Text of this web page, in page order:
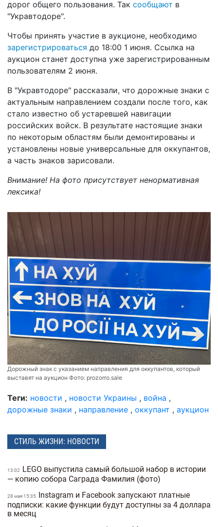
дорог общего пользования. Так сообщают в
"Укравтодоре".
Чтобы принять участие в аукционе, необходимо
зарегистрироваться до 18:00 1 июня. Ссылка на
аукцион станет доступна уже зарегистрированным
пользователям 2 июня.
В "Укравтодоре" рассказали, что дорожные знаки с
актуальным направлением создали после того, как
стало известно об устаревшей навигации
российских войск. В результате настоящие знаки
по некоторым областям были демонтированы и
установлены новые универсальные для оккупантов,
а часть знаков зарисовали.
Внимание! На фото присутствует ненормативная
лексика!
Дорожный знак с указанием направления для оккупантов, который
выставят на аукцион Фото: prozorro.sale
Теги: новости , новости Украины , война ,
дорожные знаки , направление , оккупант , аукцион
СТИЛЬ ЖИЗНИ: НОВОСТИ
13:02
LEGO выпустила самый большой набор в истории
— копию собора Саграда Фамилия (фото)
28 мая 15:35 Instagram и Facebook запускают платные
подписки: какие функции будут доступны за 4 доллара
в месяц